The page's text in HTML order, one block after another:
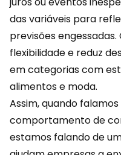
das variáveis para
previsões
flexibilidade e reduz
em categorias com
alimentos e moda.
Assim, quando
comportamento de
estamos falando de